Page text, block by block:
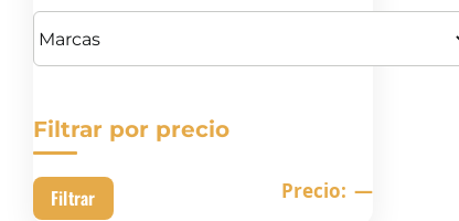
Filtrar por precio
Precio
Precio
Filtrar Precio: —